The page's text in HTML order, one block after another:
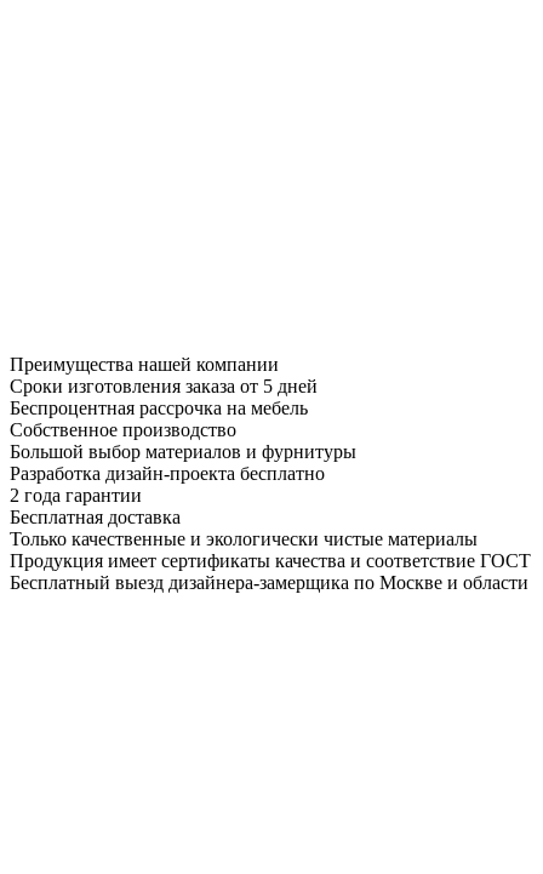
Преимущества нашей компании
Сроки изготовления заказа от 5 дней
Беспроцентная рассрочка на мебель
Собственное производство
Большой выбор материалов и фурнитуры
Разработка дизайн-проекта бесплатно
2 года гарантии
Бесплатная доставка
Только качественные и экологически чистые материалы
Продукция имеет сертификаты качества и соответствие ГОСТ
Бесплатный выезд дизайнера-замерщика по Москве и области